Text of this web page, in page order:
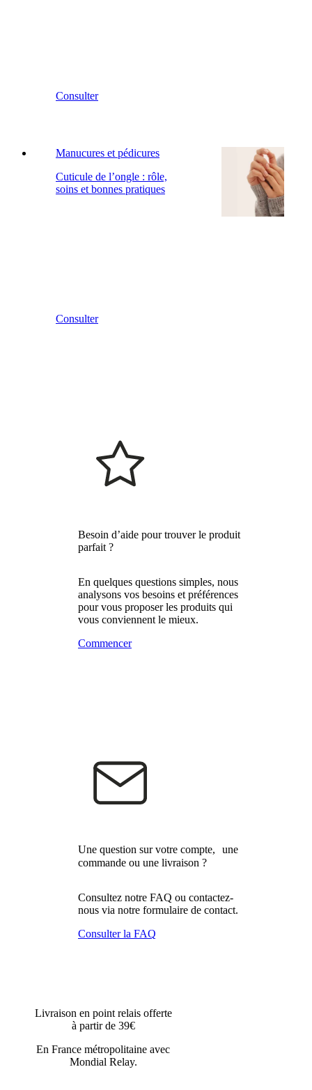
Consulter
Manucures et pédicures
Cuticule de l’ongle : rôle,
soins et bonnes pratiques
Consulter
Besoin d’aide pour trouver le produit
parfait ?
En quelques questions simples, nous
analysons vos besoins et préférences
pour vous proposer les produits qui
vous conviennent le mieux.
Commencer
Une question sur votre compte, une
commande ou une livraison ?
Consultez notre FAQ ou contactez-
nous via notre formulaire de contact.
Consulter la FAQ
Livraison en point relais offerte
à partir de 39€
En France métropolitaine avec
Mondial Relay.